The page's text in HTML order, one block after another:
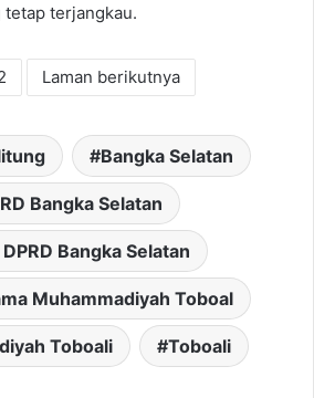
tetap terjangkau.
Laman berikutnya
Bangka Selatan
Bangka Selatan
Bangka Selatan
Muhammadiyah Toboal
Toboali Toboali